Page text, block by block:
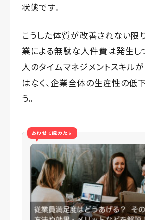
状態です。
こうした体質が改善されない限
業による無駄な人件費は発生し
人のタイムマネジメントスキル
はなく、企業全体の生産性の低
う。
あわせて読みたい